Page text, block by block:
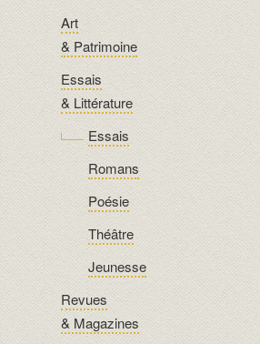
Art
& Patrimoine
Essais
& Littérature
Essais
Romans
Poésie
Théâtre
Jeunesse
Revues
& Magazines